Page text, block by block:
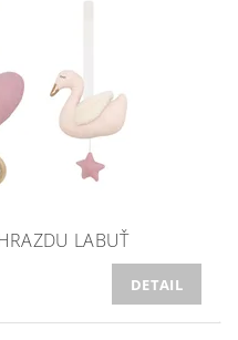
LABUŤ
DETAIL